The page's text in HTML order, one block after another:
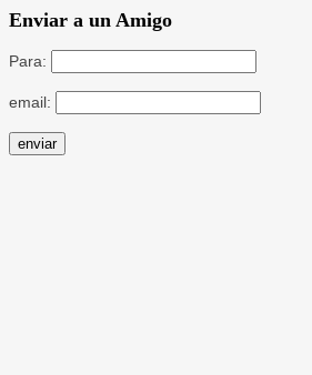
Enviar a un Amigo
Para:
email: